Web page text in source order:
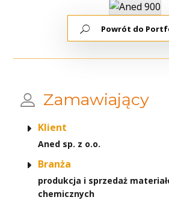
Powrót do
Zamawiający
Klient
Aned sp. z o.o.
Branża
produkcja i sprzedaż
chemicznych